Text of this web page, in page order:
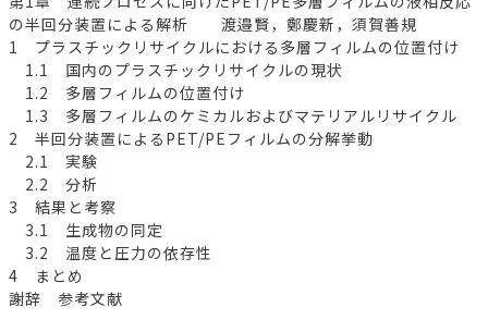
の半回分装置による解析 渡邉賢，鄭慶新，須賀善規
1 プラスチックリサイクルにおける多層フィルムの位置付け
1.1 国内のプラスチックリサイクルの現状
1.2 多層フィルムの位置付け
1.3 多層フィルムのケミカルおよびマテリアルリサイクル
2 半回分装置によるPET/PEフィルムの分解挙動
2.1 実験
2.2 分析
3 結果と考察
3.1 生成物の同定
3.2 温度と圧力の依存性
4 まとめ
謝辞 参考文献